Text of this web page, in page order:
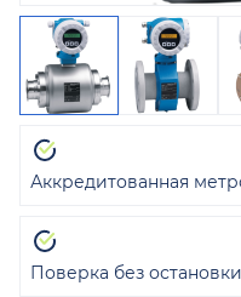
Аккредитованная
Поверка без